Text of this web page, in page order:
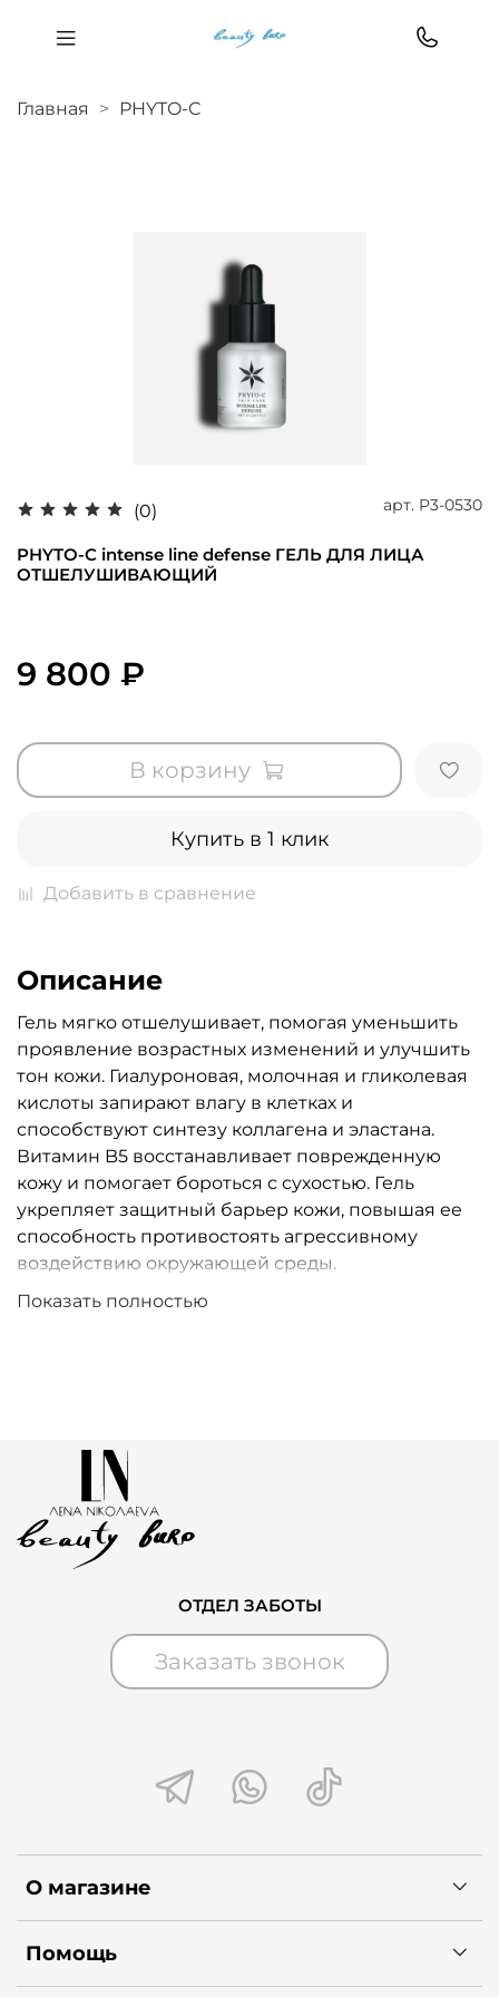
Главная РHYTO-C
(0) арт. P3-0530
PHYTO-C intense line defense ГЕЛЬ ДЛЯ ЛИЦА
ОТШЕЛУШИВАЮЩИЙ
9 800 ₽
В корзину
Купить в 1 клик
Добавить в сравнение
Описание
Гель мягко отшелушивает, помогая уменьшить
проявление возрастных изменений и улучшить
тон кожи. Гиалуроновая, молочная и гликолевая
кислоты запирают влагу в клетках и
способствуют синтезу коллагена и эластана.
Витамин B5 восстанавливает поврежденную
кожу и помогает бороться с сухостью. Гель
укрепляет защитный барьер кожи, повышая ее
способность противостоять агрессивному
воздействию окружающей среды.
Рекомендовано для
антиоксидантными свойствами. Витамин B5
(Пантенол): Восстанавливает кожу, препятствует
потере влаги. Гликолевая кислота: Активизирует
интенсивное обновление клеток. Молочная
кислота: Помогает избавиться от омертвевших
Выравнивает тон кожи, борется с
гиперпигментацией.
Показать полностью
О магазине
Помощь
ОТДЕЛ ЗАБОТЫ
Заказать звонок